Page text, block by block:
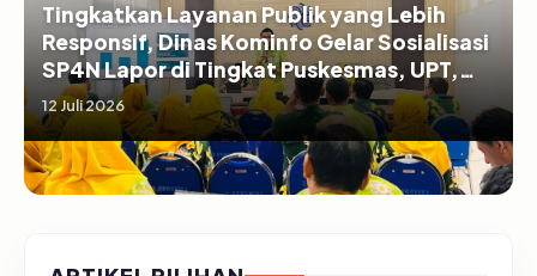
Tingkatkan Layanan Publik yang Lebih
Responsif, Dinas Kominfo Gelar Sosialisasi
SP4N Lapor di Tingkat Puskesmas, UPT,
serta SD/SMP di Kabupaten Pasuruan
12 Juli 2026